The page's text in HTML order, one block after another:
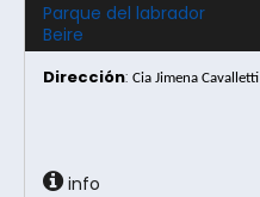
Parque del labrador
Beire
Dirección: Cia Jimena Cavalletti
info